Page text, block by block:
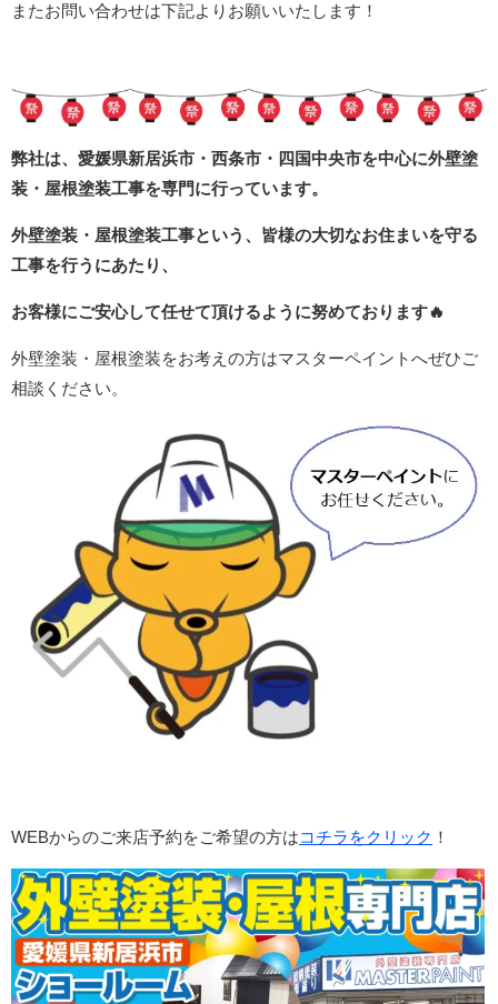
またお問い合わせは下記よりお願いいたします！
弊社は、愛媛県新居浜市・西条市・四国中央市を中心に外壁塗
装・屋根塗装工事を専門に行っています。
外壁塗装・屋根塗装工事という、皆様の大切なお住まいを守る
工事を行うにあたり、
お客様にご安心して任せて頂けるように努めております🔥
外壁塗装・屋根塗装をお考えの方はマスターペイントへぜひご
相談ください。
WEBからのご来店予約をご希望の方はコチラをクリック ！